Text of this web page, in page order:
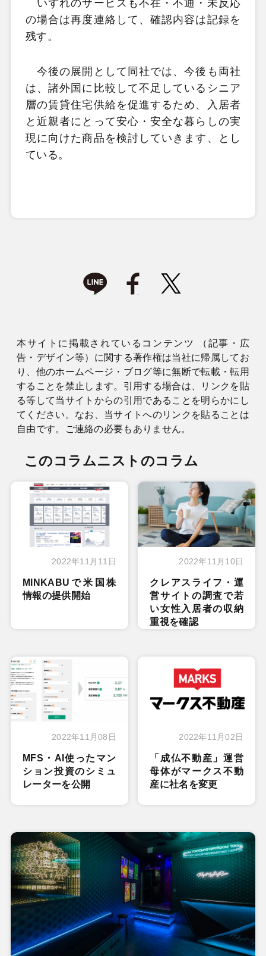
いずれのサービスも不在・不通・未反応
の場合は再度連絡して、確認内容は記録を
残す。
今後の展開として同社では、今後も両社
は、諸外国に比較して不足しているシニア
層の賃貸住宅供給を促進するため、入居者
と近親者にとって安心・安全な暮らしの実
現に向けた商品を検討していきます、とし
ている。
本サイトに掲載されているコンテンツ （記事・広
告・デザイン等）に関する著作権は当社に帰属してお
り、他のホームページ・ブログ等に無断で転載・転用
することを禁止します。引用する場合は、リンクを貼
る等して当サイトからの引用であることを明らかにし
てください。なお、当サイトへのリンクを貼ることは
自由です。ご連絡の必要もありません。
このコラムニストのコラム
2022年11月11日
MINKABUで米国株
情報の提供開始
2022年11月10日
クレアスライフ・運
営サイトの調査で若
い女性入居者の収納
重視を確認
2022年11月08日
MFS・AI使ったマン
ション投資のシミュ
レーターを公開
2022年11月02日
「成仏不動産」運営
母体がマークス不動
産に社名を変更